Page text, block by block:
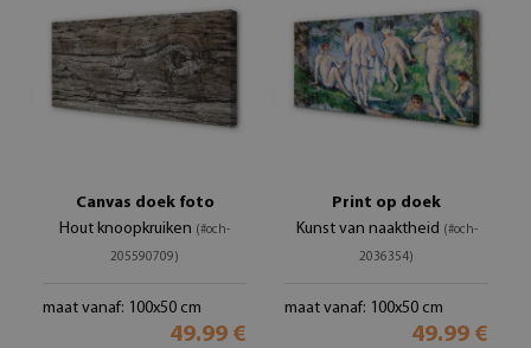
Canvas doek foto
Hout knoopkruiken (#och-
205590709)
maat vanaf: 100x50 cm
49.99 €
Print op doek
Kunst van naaktheid (#och-
2036354)
maat vanaf: 100x50 cm
49.99 €